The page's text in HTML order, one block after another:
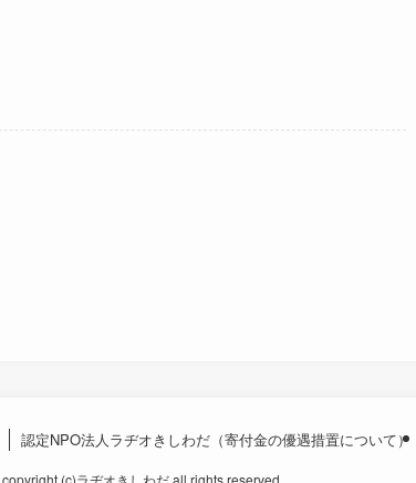
認定NPO法人ラヂオきしわだ（寄付金の優遇措置について）
copyright (c)ラヂオきしわだ all rights reserved.